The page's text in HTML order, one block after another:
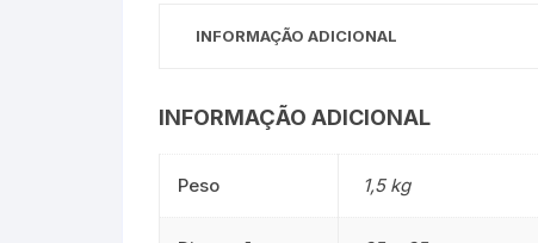
INFORMAÇÃO ADICIONAL
INFORMAÇÃO ADICIONAL
Peso 1,5 kg